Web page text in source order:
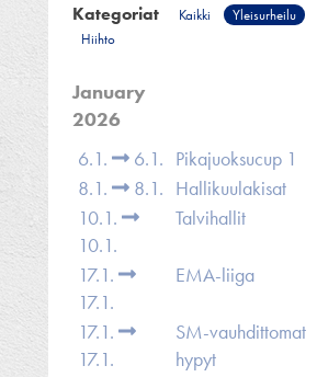
Kategoriat Kaikki Yleisurheilu
Hiihto
January
2026
6.1.
6.1. Pikajuoksucup 1
8.1.
8.1. Hallikuulakisat
10.1.
10.1.
Talvihallit
17.1.
17.1.
EMA-liiga
17.1.
17.1.
SM-vauhdittomat
hypyt